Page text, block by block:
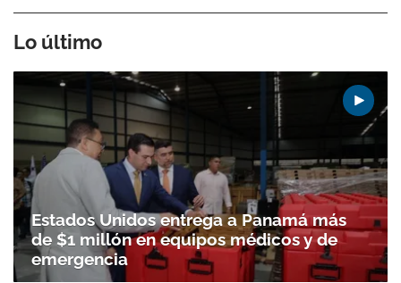
Lo último
Estados Unidos entrega a Panamá más
de $1 millón en equipos médicos y de
emergencia